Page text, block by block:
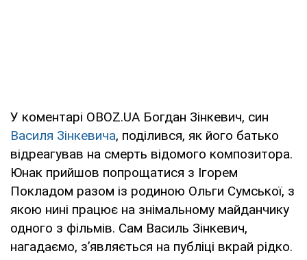
У коментарі OBOZ.UA Богдан Зінкевич, син
Василя Зінкевича, поділився, як його батько
відреагував на смерть відомого композитора.
Юнак прийшов попрощатися з Ігорем
Покладом разом із родиною Ольги Сумської, з
якою нині працює на знімальному майданчику
одного з фільмів. Сам Василь Зінкевич,
нагадаємо, з’являється на публіці вкрай рідко.